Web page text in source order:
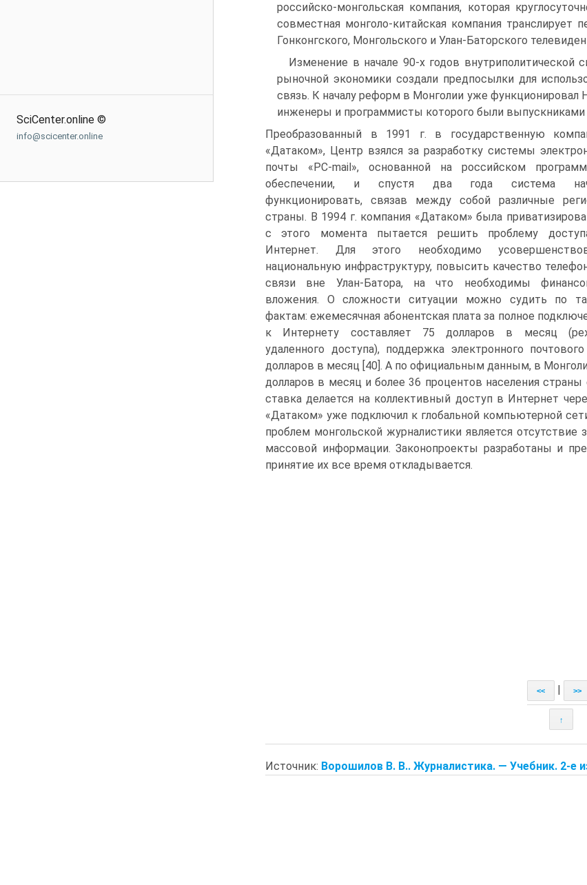
SciCenter.online ©
info@scicenter.online
российско-монгольская компания, которая
совместная монголо-китайская компания
Гонконгского, Монгольского и Улан-Баторского
Изменение в начале 90-х годов
рыночной экономики создали предпосылки для
связь. К началу реформ в Монголии уже функционировал
инженеры и программисты которого были выпускниками
Преобразованный в 1991 г. в государственную
«Датаком», Центр взялся за разработку системы
почты «PC-mail», основанной на российском
обеспечении, и спустя два года система
функционировать, связав между собой различные
страны. В 1994 г. компания «Датаком» была
с этого момента пытается решить проблему
Интернет. Для этого необходимо
национальную инфраструктуру, повысить качество
связи вне Улан-Батора, на что необходимы
вложения. О сложности ситуации можно судить по
фактам: ежемесячная абонентская плата за полное
к Интернету составляет 75 долларов в месяц
удаленного доступа), поддержка электронного
долларов в месяц [40]. А по официальным данным, в
долларов в месяц и более 36 процентов населения
ставка делается на коллективный доступ в Интернет
«Датаком» уже подключил к глобальной компьютерной
проблем монгольской журналистики является
массовой информации. Законопроекты разработаны и
принятие их все время откладывается.
<< >>
↑
Источник: Ворошилов В. В.. Журналистика. — Учебник. 2-е